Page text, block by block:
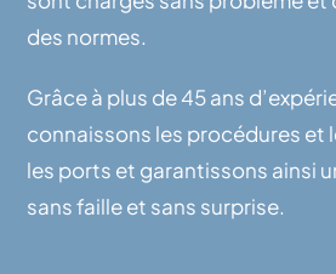
des normes.
Grâce à plus de 45 ans
connaissons les procédures et
les ports et garantissons ainsi
sans faille et sans surprise.